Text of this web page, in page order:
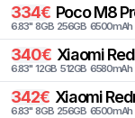
334€ Poco M8
6.83" 8GB 256GB 6500mAh
340€ Xiaomi
6.83" 12GB 512GB 6580mAh
342€ Xiaomi
6.83" 8GB 256GB 6500mAh